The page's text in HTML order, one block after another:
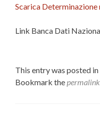
Scarica Determinazione
Link Banca Dati
This entry was posted in
Bookmark thepermalink